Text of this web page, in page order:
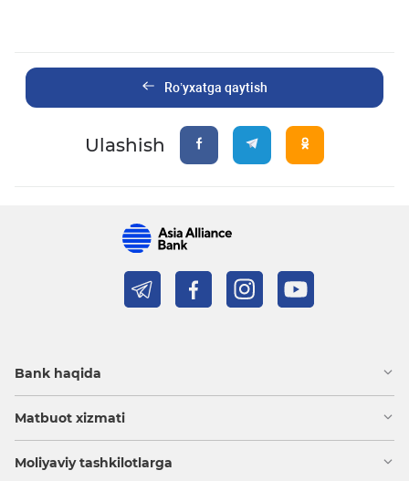
Ro’yxatga qaytish
Ulashish
Bank haqida
Matbuot xizmati
Moliyaviy tashkilotlarga